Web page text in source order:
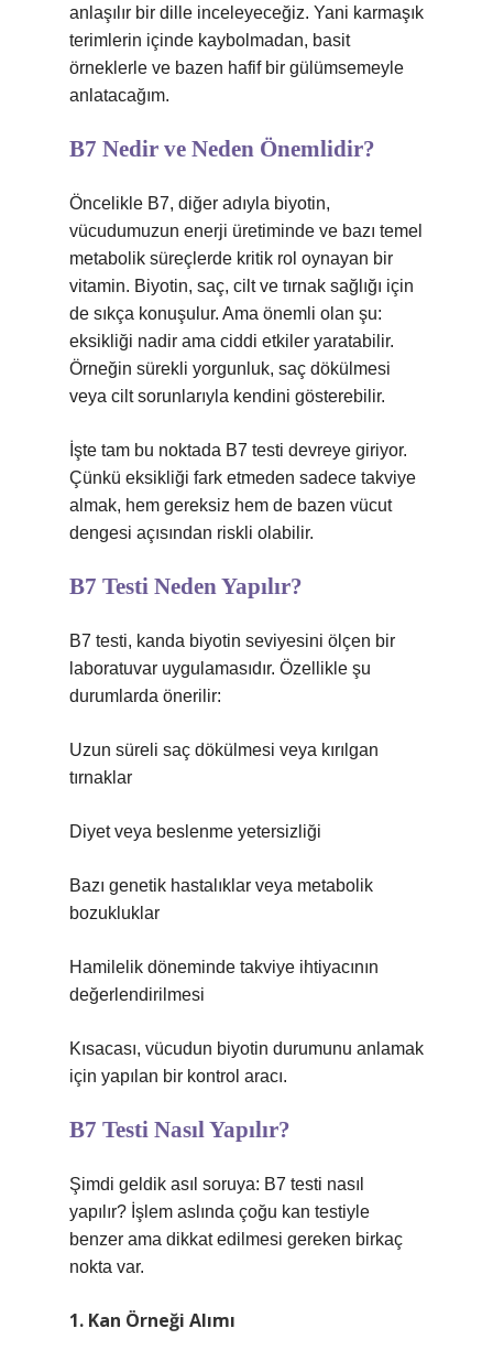
anlaşılır bir dille inceleyeceğiz. Yani karmaşık
terimlerin içinde kaybolmadan, basit
örneklerle ve bazen hafif bir gülümsemeyle
anlatacağım.
B7 Nedir ve Neden Önemlidir?
Öncelikle B7, diğer adıyla biyotin,
vücudumuzun enerji üretiminde ve bazı temel
metabolik süreçlerde kritik rol oynayan bir
vitamin. Biyotin, saç, cilt ve tırnak sağlığı için
de sıkça konuşulur. Ama önemli olan şu:
eksikliği nadir ama ciddi etkiler yaratabilir.
Örneğin sürekli yorgunluk, saç dökülmesi
veya cilt sorunlarıyla kendini gösterebilir.
İşte tam bu noktada B7 testi devreye giriyor.
Çünkü eksikliği fark etmeden sadece takviye
almak, hem gereksiz hem de bazen vücut
dengesi açısından riskli olabilir.
B7 Testi Neden Yapılır?
B7 testi, kanda biyotin seviyesini ölçen bir
laboratuvar uygulamasıdır. Özellikle şu
durumlarda önerilir:
Uzun süreli saç dökülmesi veya kırılgan
tırnaklar
Diyet veya beslenme yetersizliği
Bazı genetik hastalıklar veya metabolik
bozukluklar
Hamilelik döneminde takviye ihtiyacının
değerlendirilmesi
Kısacası, vücudun biyotin durumunu anlamak
için yapılan bir kontrol aracı.
B7 Testi Nasıl Yapılır?
Şimdi geldik asıl soruya: B7 testi nasıl
yapılır? İşlem aslında çoğu kan testiyle
benzer ama dikkat edilmesi gereken birkaç
nokta var.
1. Kan Örneği Alımı